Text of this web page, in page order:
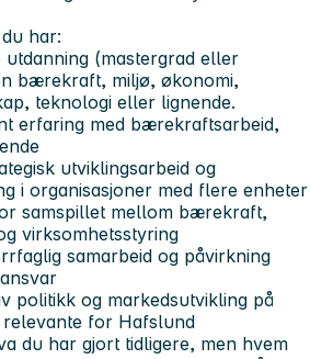
har:
utdanning (mastergrad eller
bærekraft, miljø, økonomi,
teknologi eller lignende.
erfaring med bærekraftsarbeid,
utviklingsarbeid og
i organisasjoner med flere enheter
samspillet mellom bærekraft,
virksomhetsstyring
samarbeid og påvirkning
politikk og markedsutvikling på
for Hafslund
du har gjort tidligere, men hvem